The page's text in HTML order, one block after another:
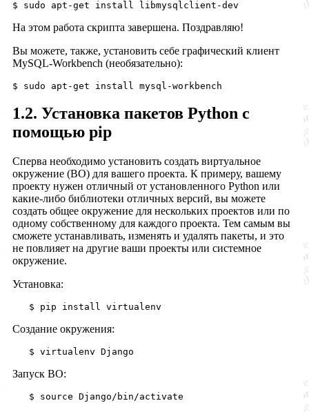
На этом работа скрипта завершена. Поздравляю!
Вы можете, также, установить себе графический клиент
MySQL-Workbenсh (необязательно):
1.2. Установка пакетов Python с
помощью pip
Сперва необходимо установить создать виртуальное
окружение (ВО) для вашего проекта. К примеру, вашему
проекту нужен отличный от установленного Python или
какие-либо библиотеки отличных версий, вы можете
создать общее окружение для нескольких проектов или по
одному собственному для каждого проекта. Тем самым вы
сможете устанавливать, изменять и удалять пакеты, и это
не повлияет на другие ваши проекты или системное
окружение.
Установка:
Создание окружения:
Запуск ВО: